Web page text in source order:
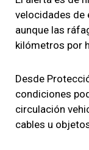
velocidades de
aunque las
kilómetros por
Desde
condiciones
circulación
cables u